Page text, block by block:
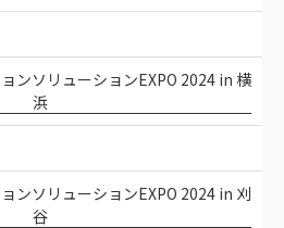
ンソリューションEXPO 2024 in 横
浜
ンソリューションEXPO 2024 in 刈
谷